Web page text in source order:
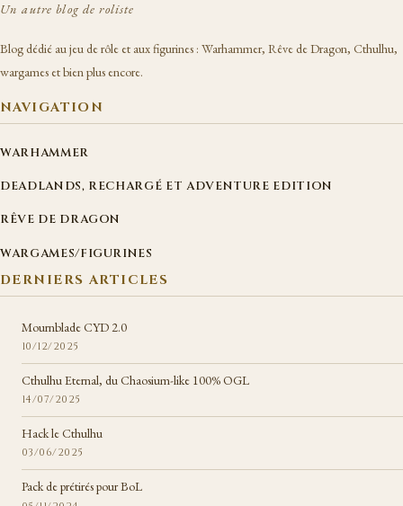
Un autre blog de roliste
Blog dédié au jeu de rôle et aux figurines : Warhammer, Rêve de Dragon, Cthulhu,
wargames et bien plus encore.
NAVIGATION
WARHAMMER
DEADLANDS, RECHARGÉ ET ADVENTURE EDITION
RÊVE DE DRAGON
WARGAMES/FIGURINES
DERNIERS ARTICLES
Mournblade CYD 2.0
10/12/2025
Cthulhu Eternal, du Chaosium-like 100% OGL
14/07/2025
Hack le Cthulhu
03/06/2025
Pack de prétirés pour BoL